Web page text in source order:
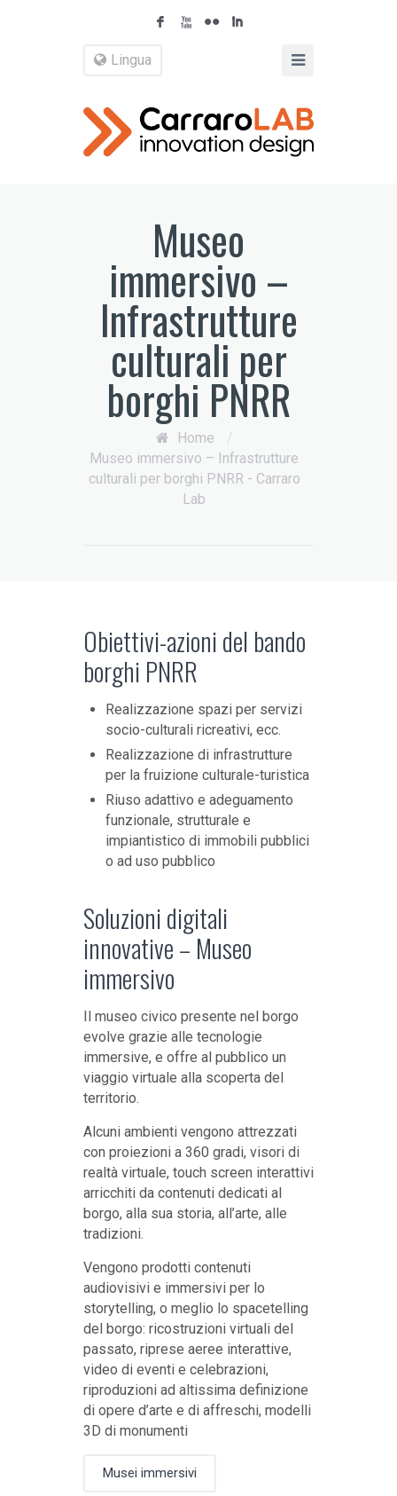
F X N I
Lingua
Museo
immersivo –
Infrastrutture
culturali per
borghi PNRR
Home
/
Museo immersivo – Infrastrutture
culturali per borghi PNRR - Carraro
Lab
Obiettivi-azioni del bando
borghi PNRR
Realizzazione spazi per servizi
socio-culturali ricreativi, ecc.
Realizzazione di infrastrutture
per la fruizione culturale-turistica
Riuso adattivo e adeguamento
funzionale, strutturale e
impiantistico di immobili pubblici
o ad uso pubblico
Soluzioni digitali
innovative – Museo
immersivo
Il museo civico presente nel borgo
evolve grazie alle tecnologie
immersive, e offre al pubblico un
viaggio virtuale alla scoperta del
territorio.
Alcuni ambienti vengono attrezzati
con proiezioni a 360 gradi, visori di
realtà virtuale, touch screen interattivi
arricchiti da contenuti dedicati al
borgo, alla sua storia, all’arte, alle
tradizioni.
Vengono prodotti contenuti
audiovisivi e immersivi per lo
storytelling, o meglio lo spacetelling
del borgo: ricostruzioni virtuali del
passato, riprese aeree interattive,
video di eventi e celebrazioni,
riproduzioni ad altissima definizione
di opere d’arte e di affreschi, modelli
3D di monumenti
Musei immersivi